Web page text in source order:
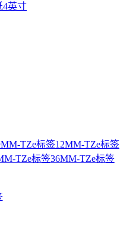
4英寸
TZe标签12MM-TZe标签
TZe标签36MM-TZe标签